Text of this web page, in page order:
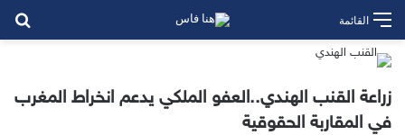
القائمة
زراعة القنب الهندي..العفو الملكي يدعم انخراط المغرب
في المقاربة الحقوقية